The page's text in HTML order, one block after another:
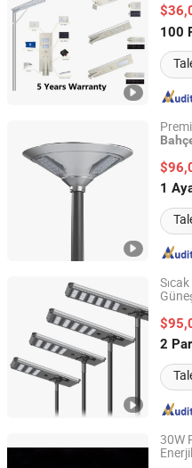
100
Jiangsu, China
1
Shenzhen Beatles Energy
Guangdong, China
2
Jiangsu Shangying
Jiangsu, China
30W
Huizhou Greenbast